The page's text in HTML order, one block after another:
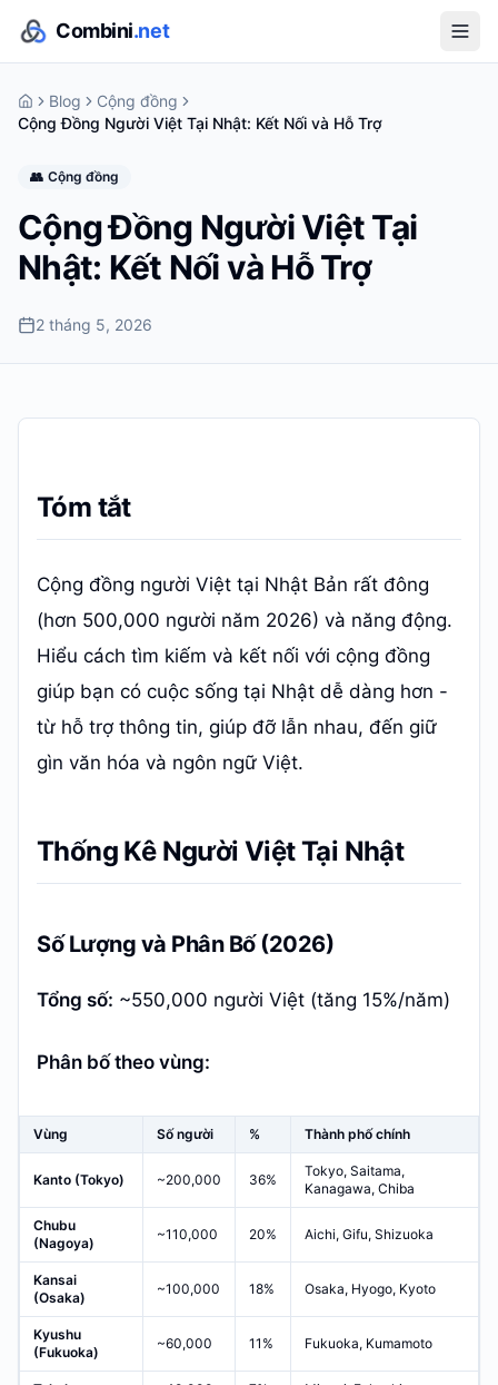
Combini.net
Blog
Cộng đồng
Cộng Đồng Người Việt Tại Nhật: Kết Nối và Hỗ Trợ
👥 Cộng đồng
Cộng Đồng Người Việt Tại
Nhật: Kết Nối và Hỗ Trợ
2 tháng 5, 2026
Tóm tắt
Cộng đồng người Việt tại Nhật Bản rất đông
(hơn 500,000 người năm 2026) và năng động.
Hiểu cách tìm kiếm và kết nối với cộng đồng
giúp bạn có cuộc sống tại Nhật dễ dàng hơn -
từ hỗ trợ thông tin, giúp đỡ lẫn nhau, đến giữ
gìn văn hóa và ngôn ngữ Việt.
Thống Kê Người Việt Tại Nhật
Số Lượng và Phân Bố (2026)
Tổng số: ~550,000 người Việt (tăng 15%/năm)
Phân bố theo vùng:
Vùng Số người % Thành phố chính
Kanto (Tokyo) ~200,000 36%
Tokyo, Saitama,
Kanagawa, Chiba
Chubu
(Nagoya)
~110,000 20% Aichi, Gifu, Shizuoka
Kansai
(Osaka)
~100,000 18% Osaka, Hyogo, Kyoto
Kyushu
(Fukuoka)
~60,000 11% Fukuoka, Kumamoto